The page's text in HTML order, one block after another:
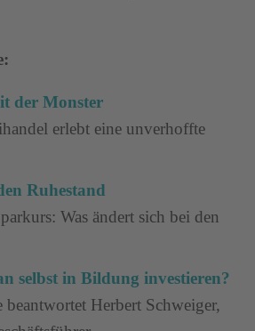
der Monster
erlebt eine unverhoffte
Ruhestand
Was ändert sich bei den
selbst in Bildung investieren?
beantwortet Herbert Schweiger,